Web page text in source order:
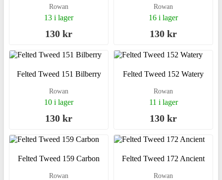
Rowan
13 i lager
130 kr
Rowan
16 i lager
130 kr
Felted Tweed 151 Bilberry
Rowan
10 i lager
130 kr
Felted Tweed 152 Watery
Rowan
11 i lager
130 kr
Felted Tweed 159 Carbon
Rowan
Felted Tweed 172 Ancient
Rowan